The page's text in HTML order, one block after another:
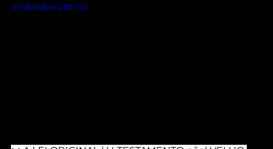
mS&index=2&t=0s